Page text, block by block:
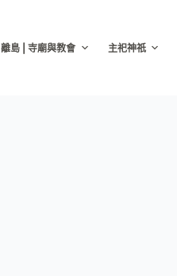
離島 | 寺廟與教會 主祀神祇